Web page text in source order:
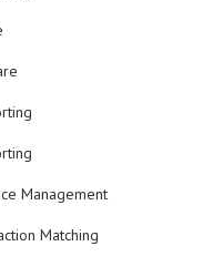
Management
Matching